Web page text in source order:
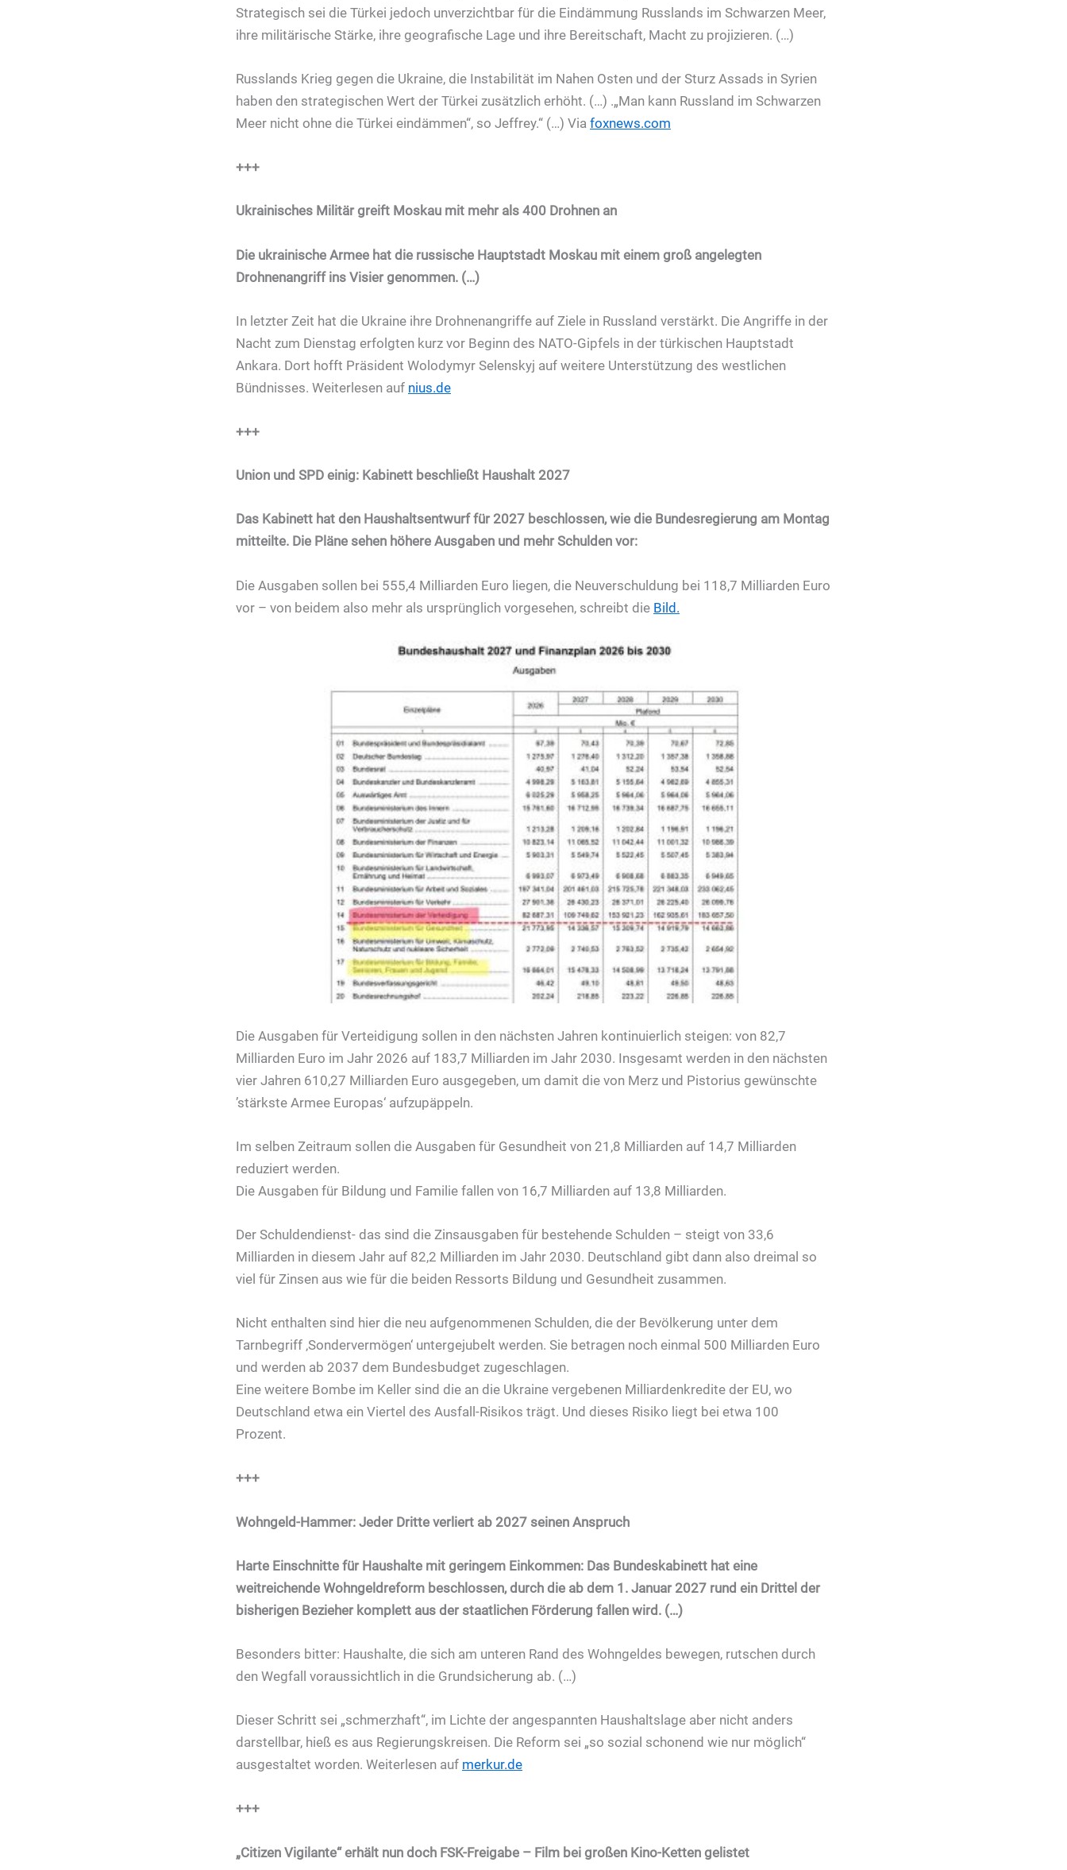
Strategisch sei die Türkei jedoch unverzichtbar für die Eindämmung Russlands im Schwarzen Meer,
ihre militärische Stärke, ihre geografische Lage und ihre Bereitschaft, Macht zu projizieren. (…)
Russlands Krieg gegen die Ukraine, die Instabilität im Nahen Osten und der Sturz Assads in Syrien
haben den strategischen Wert der Türkei zusätzlich erhöht. (…) .„Man kann Russland im Schwarzen
Meer nicht ohne die Türkei eindämmen“, so Jeffrey.“ (…) Via foxnews.com
+++
Ukrainisches Militär greift Moskau mit mehr als 400 Drohnen an
Die ukrainische Armee hat die russische Hauptstadt Moskau mit einem groß angelegten
Drohnenangriff ins Visier genommen. (…)
In letzter Zeit hat die Ukraine ihre Drohnenangriffe auf Ziele in Russland verstärkt. Die Angriffe in der
Nacht zum Dienstag erfolgten kurz vor Beginn des NATO-Gipfels in der türkischen Hauptstadt
Ankara. Dort hofft Präsident Wolodymyr Selenskyj auf weitere Unterstützung des westlichen
Bündnisses. Weiterlesen auf nius.de
+++
Union und SPD einig: Kabinett beschließt Haushalt 2027
Das Kabinett hat den Haushaltsentwurf für 2027 beschlossen, wie die Bundesregierung am Montag
mitteilte. Die Pläne sehen höhere Ausgaben und mehr Schulden vor:
Die Ausgaben sollen bei 555,4 Milliarden Euro liegen, die Neuverschuldung bei 118,7 Milliarden Euro
vor – von beidem also mehr als ursprünglich vorgesehen, schreibt die Bild.
Die Ausgaben für Verteidigung sollen in den nächsten Jahren kontinuierlich steigen: von 82,7
Milliarden Euro im Jahr 2026 auf 183,7 Milliarden im Jahr 2030. Insgesamt werden in den nächsten
vier Jahren 610,27 Milliarden Euro ausgegeben, um damit die von Merz und Pistorius gewünschte
’stärkste Armee Europas‘ aufzupäppeln.
Im selben Zeitraum sollen die Ausgaben für Gesundheit von 21,8 Milliarden auf 14,7 Milliarden
reduziert werden.
Die Ausgaben für Bildung und Familie fallen von 16,7 Milliarden auf 13,8 Milliarden.
Der Schuldendienst- das sind die Zinsausgaben für bestehende Schulden – steigt von 33,6
Milliarden in diesem Jahr auf 82,2 Milliarden im Jahr 2030. Deutschland gibt dann also dreimal so
viel für Zinsen aus wie für die beiden Ressorts Bildung und Gesundheit zusammen.
Nicht enthalten sind hier die neu aufgenommenen Schulden, die der Bevölkerung unter dem
Tarnbegriff ‚Sondervermögen‘ untergejubelt werden. Sie betragen noch einmal 500 Milliarden Euro
und werden ab 2037 dem Bundesbudget zugeschlagen.
Eine weitere Bombe im Keller sind die an die Ukraine vergebenen Milliardenkredite der EU, wo
Deutschland etwa ein Viertel des Ausfall-Risikos trägt. Und dieses Risiko liegt bei etwa 100
Prozent.
+++
Wohngeld-Hammer: Jeder Dritte verliert ab 2027 seinen Anspruch
Harte Einschnitte für Haushalte mit geringem Einkommen: Das Bundeskabinett hat eine
weitreichende Wohngeldreform beschlossen, durch die ab dem 1. Januar 2027 rund ein Drittel der
bisherigen Bezieher komplett aus der staatlichen Förderung fallen wird. (…)
Besonders bitter: Haushalte, die sich am unteren Rand des Wohngeldes bewegen, rutschen durch
den Wegfall voraussichtlich in die Grundsicherung ab. (…)
Dieser Schritt sei „schmerzhaft“, im Lichte der angespannten Haushaltslage aber nicht anders
darstellbar, hieß es aus Regierungskreisen. Die Reform sei „so sozial schonend wie nur möglich“
ausgestaltet worden. Weiterlesen auf merkur.de
+++
„Citizen Vigilante“ erhält nun doch FSK-Freigabe – Film bei großen Kino-Ketten gelistet